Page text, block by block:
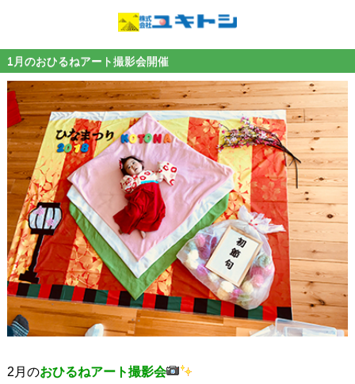
1月のおひるねアート撮影会開催
2月のおひるねアート撮影会